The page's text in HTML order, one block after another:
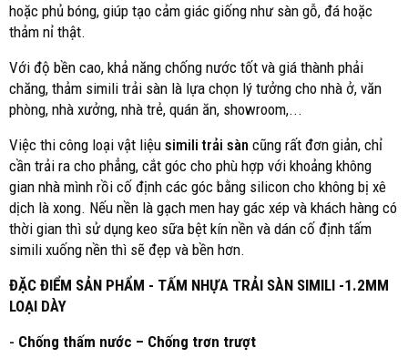
hoặc phủ bóng, giúp tạo cảm giác giống như sàn gỗ, đá hoặc
thảm nỉ thật.
Với độ bền cao, khả năng chống nước tốt và giá thành phải
chăng, thảm simili trải sàn là lựa chọn lý tưởng cho nhà ở, văn
phòng, nhà xưởng, nhà trẻ, quán ăn, showroom,...
Việc thi công loại vật liệu simili trải sàn cũng rất đơn giản, chỉ
cần trải ra cho phẳng, cắt góc cho phù hợp với khoảng không
gian nhà mình rồi cố định các góc bằng silicon cho không bị xê
dịch là xong. Nếu nền là gạch men hay gác xép và khách hàng có
thời gian thì sử dụng keo sữa bệt kín nền và dán cố định tấm
simili xuống nền thì sẽ đẹp và bền hơn.
ĐẶC ĐIỂM SẢN PHẨM - TẤM NHỰA TRẢI SÀN SIMILI -1.2MM
LOẠI DÀY
- Chống thấm nước – Chống trơn trượt